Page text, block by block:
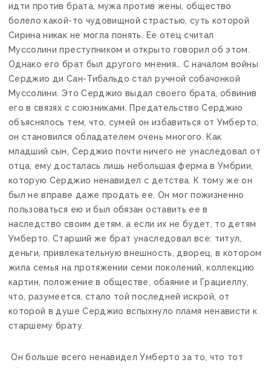
идти против брата, мужа против жены, общество
болело какой-то чудовищной страстью, суть которой
Сирина никак не могла понять. Ее отец считал
Муссолини преступником и открыто говорил об этом.
Однако его брат был другого мнения… С началом войны
Серджио ди Сан-Тибальдо стал ручной собачонкой
Муссолини. Это Серджио выдал своего брата, обвинив
его в связях с союзниками. Предательство Серджио
объяснялось тем, что, сумей он избавиться от Умберто,
он становился обладателем очень многого. Как
младший сын, Серджио почти ничего не унаследовал от
отца, ему досталась лишь небольшая ферма в Умбрии,
которую Серджио ненавидел с детства. К тому же он
был не вправе даже продать ее. Он мог пожизненно
пользоваться ею и был обязан оставить ее в
наследство своим детям, а если их не будет, то детям
Умберто. Старший же брат унаследовал все: титул,
деньги, привлекательную внешность, дворец, в котором
жила семья на протяжении семи поколений, коллекцию
картин, положение в обществе, обаяние и Грациеллу,
что, разумеется, стало той последней искрой, от
которой в душе Серджио вспыхнуло пламя ненависти к
старшему брату.
Он больше всего ненавидел Умберто за то, что тот